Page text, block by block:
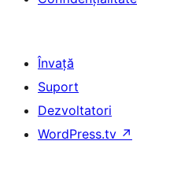
Învață
Suport
Dezvoltatori
WordPress.tv ↗